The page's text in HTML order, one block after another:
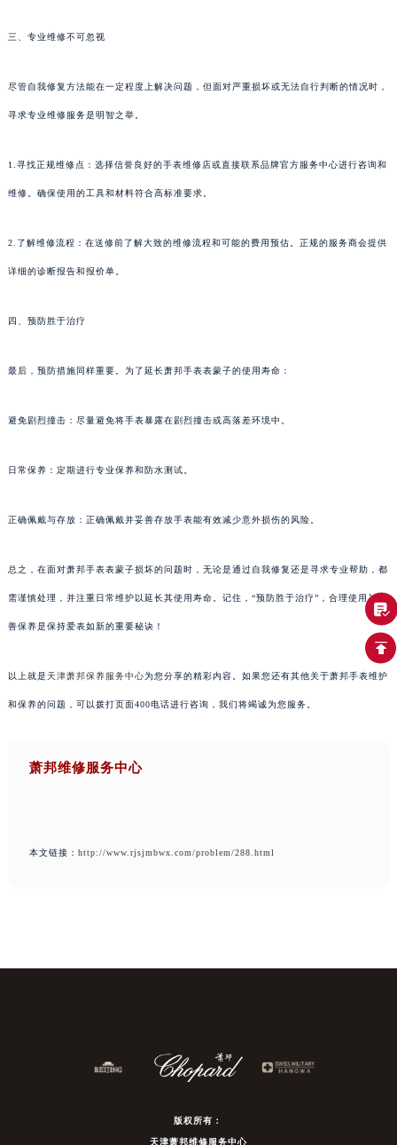
三、专业维修不可忽视
尽管自我修复方法能在一定程度上解决问题，但面对严重损坏或无法自行判断的情况时，
寻求专业维修服务是明智之举。
1.寻找正规维修点：选择信誉良好的手表维修店或直接联系品牌官方服务中心进行咨询和
维修。确保使用的工具和材料符合高标准要求。
2.了解维修流程：在送修前了解大致的维修流程和可能的费用预估。正规的服务商会提供
详细的诊断报告和报价单。
四、预防胜于治疗
最后，预防措施同样重要。为了延长萧邦手表表蒙子的使用寿命：
避免剧烈撞击：尽量避免将手表暴露在剧烈撞击或高落差环境中。
日常保养：定期进行专业保养和防水测试。
正确佩戴与存放：正确佩戴并妥善存放手表能有效减少意外损伤的风险。
总之，在面对萧邦手表表蒙子损坏的问题时，无论是通过自我修复还是寻求专业帮助，都
需谨慎处理，并注重日常维护以延长其使用寿命。记住，“预防胜于治疗”，合理使用与妥
善保养是保持爱表如新的重要秘诀！
以上就是天津萧邦保养服务中心为您分享的精彩内容。如果您还有其他关于萧邦手表维护
和保养的问题，可以拨打页面400电话进行咨询，我们将竭诚为您服务。
萧邦维修服务中心
本文链接： http://www.rjsjmbwx.com/problem/288.html
版权所有：
天津萧邦维修服务中心